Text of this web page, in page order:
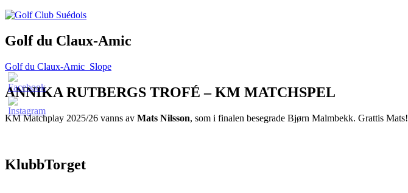
Golf du Claux-Amic
Golf du Claux-Amic_Slope
ANNIKA RUTBERGS TROFÉ – KM MATCHSPEL
KM Matchplay 2025/26 vanns av Mats Nilsson, som i finalen besegrade Bjørn Malmbekk. Grattis Mats!
KlubbTorget